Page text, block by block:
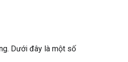
Dưới đây là một số